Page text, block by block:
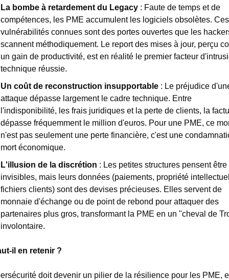
La bombe à retardement du Legacy : Faute de temps et de
compétences, les PME accumulent les logiciels obsolètes. Ces
vulnérabilités connues sont des portes ouvertes que les
scannent méthodiquement. Le report des mises à jour, perçu
un gain de productivité, est en réalité le premier facteur
technique réussie.
Un coût de reconstruction insupportable : Le préjudice
attaque dépasse largement le cadre technique. Entre
l'indisponibilité, les frais juridiques et la perte de clients, la
dépasse fréquemment le million d'euros. Pour une PME, ce
n'est pas seulement une perte financière, c'est une
mort économique.
L'illusion de la discrétion : Les petites structures pensent être
invisibles, mais leurs données (paiements, propriété
fichiers clients) sont des devises précieuses. Elles servent de
monnaie d'échange ou de point de rebond pour attaquer des
partenaires plus gros, transformant la PME en un "cheval de
involontaire.
il en retenir ?
doit devenir un pilier de la résilience pour les PME,